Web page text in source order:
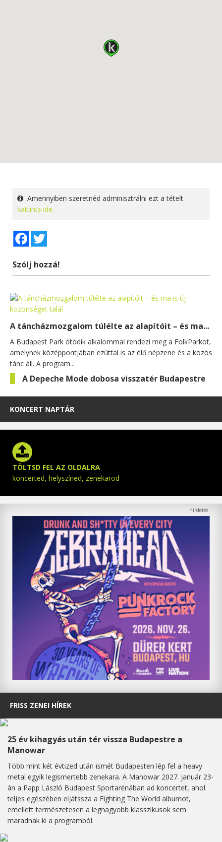
Amennyiben szeretnéd adminisztrálni ezt a tételt
kattints ide.
Facebook
Szólj hozzá!
A táncházmozgalom túlélte az alapítóit – és ma...
A Budapest Park ötödik alkalommal rendezi meg a FolkParkot,
amelynek középpontjában ezúttal is az élő népzene és a közös
tánc áll. A program...
A Depeche Mode dobosa visszatér Budapestre
KONCERT NAPTÁR
TÖLTSD FEL AZ OLDALRA
koncerted, helyszíned, zenekarod
FRISS ZENEI HÍREK
25 év kihagyás után tér vissza Budapestre a
Manowar
Több mint két évtized után ismét Budapesten lép fel a heavy
metal egyik legismertebb zenekara. A Manowar 2027. január 23-
án a Papp László Budapest Sportarénában ad koncertet, ahol
teljes egészében eljátssza a Fighting The World albumot,
emellett természetesen a legnagyobb klasszikusok sem
maradnak ki a programból.